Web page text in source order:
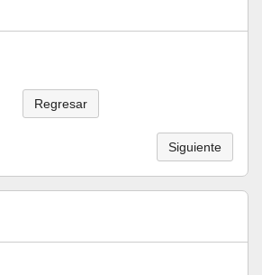
Regresar
Siguiente